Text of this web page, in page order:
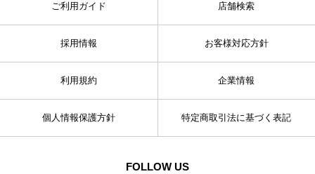
ご利用ガイド 店舗検索
採用情報 お客様対応方針
利用規約 企業情報
個人情報保護方針 特定商取引法に基づく表記
FOLLOW US